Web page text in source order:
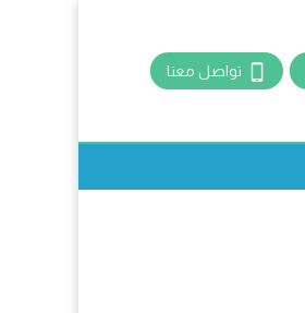
تواصل معنا